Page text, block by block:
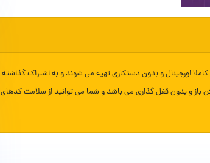
اورجینال و بدون دستکاری تهیه می شوند و به اشتراک گذاشته
و بدون قفل گذاری می باشد و شما می توانید از سلامت کدهای